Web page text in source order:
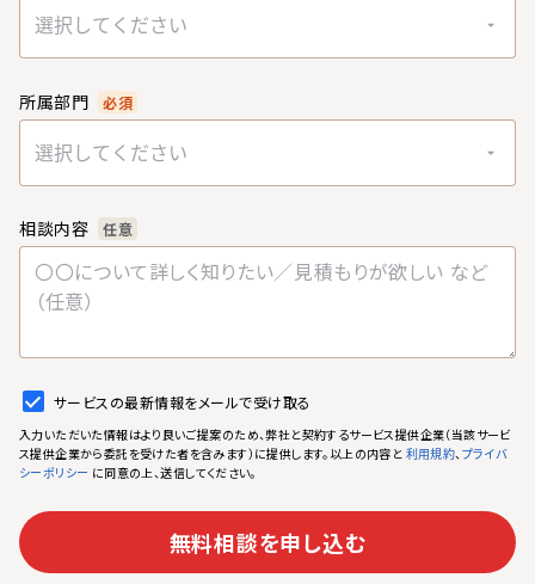
選択してください
所属部門 必須
選択してください
相談内容 任意
サービスの最新情報をメールで受け取る
入力いただいた情報はより良いご提案のため、弊社と契約するサービス提供企業（当該サービ
ス提供企業から委託を受けた者を含みます）に提供します。以上の内容と 利用規約、プライバ
シーポリシー に同意の上、送信してください。
無料相談を申し込む